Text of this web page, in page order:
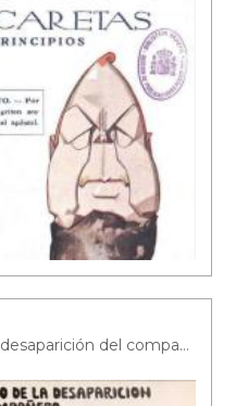
Segundo aniversario de la desaparición del compañero Felipe Vallese